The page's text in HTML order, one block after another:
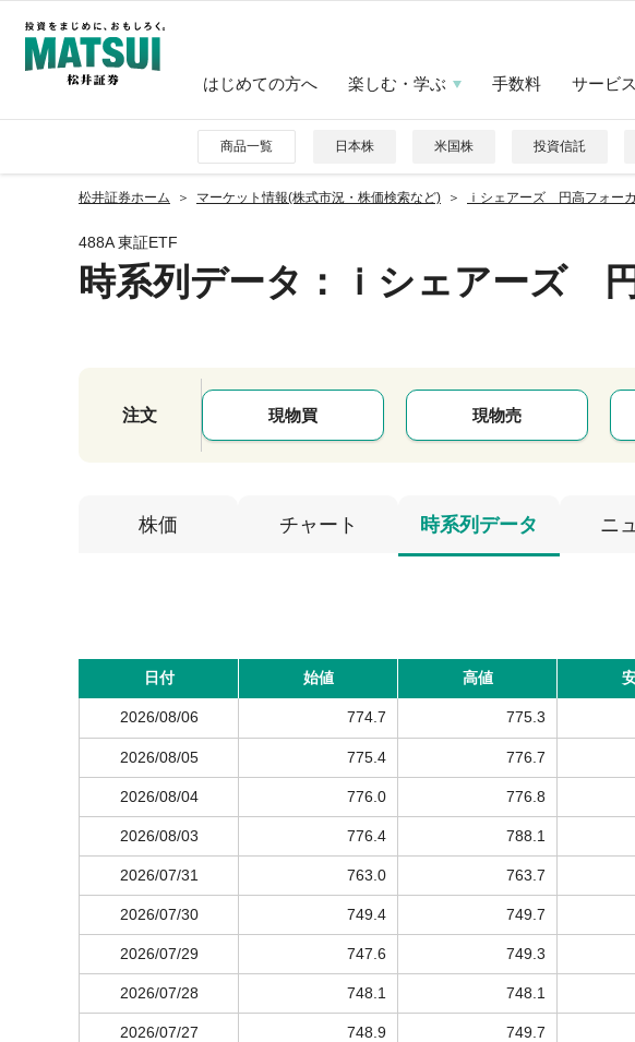
はじめての方へ 楽しむ・学ぶ 手数料 サービス
商品一覧 日本株 米国株 投資信託
松井証券ホーム マーケット情報(株式市況・株価検索など) ｉシェアーズ 円高フォー
488A 東証ETF
時系列データ ：ｉシェアーズ
注文 現物買 現物売
株価 チャート 時系列データ ニ
日付 始値 高値
2026/08/06 774.7 775.3
2026/08/05 775.4 776.7
2026/08/04 776.0 776.8
2026/08/03 776.4 788.1
2026/07/31 763.0 763.7
2026/07/30 749.4 749.7
2026/07/29 747.6 749.3
2026/07/28 748.1 748.1
2026/07/27 748.9 749.7